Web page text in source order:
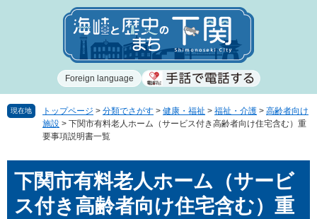
で
ば
Foreign language
現在地 トップページ > 分類でさがす > 健康・福祉 > 福祉・介護 > 高齢者向け
施設 > 下関市有料老人ホーム（サービス付き高齢者向け住宅含む）重
要事項説明書一覧
下関市有料老人ホーム（サービ
ス付き高齢者向け住宅含む）重